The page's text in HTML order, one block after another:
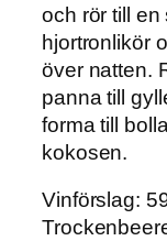
och rör till en
hjortronlikör
över natten.
panna till
forma till
kokosen.
Vinförslag: